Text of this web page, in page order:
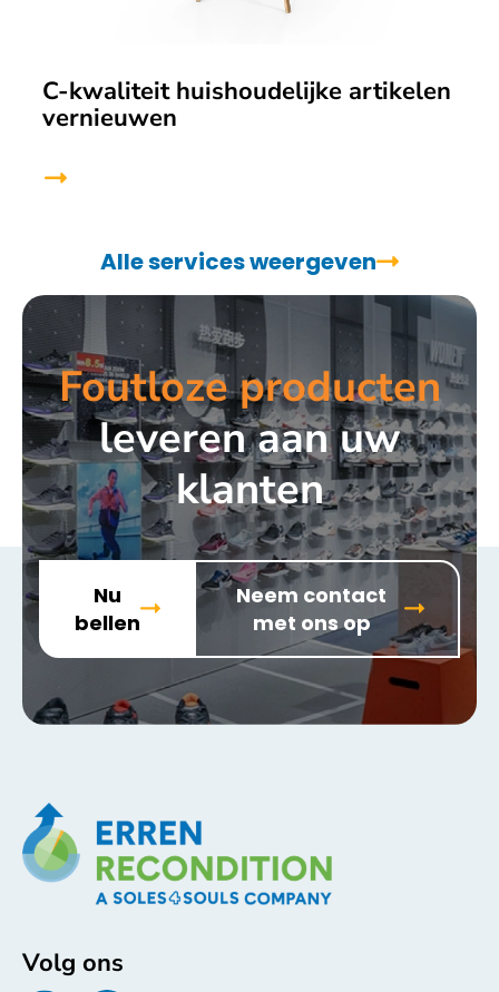
C-kwaliteit huishoudelijke artikelen
vernieuwen
Alle services weergeven
Foutloze producten
leveren aan uw
klanten
Nu
bellen
Neem contact
met ons op
Volg ons